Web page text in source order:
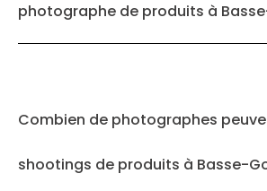
photographe de produits à
Combien de photographes
shootings de produits à Basse-